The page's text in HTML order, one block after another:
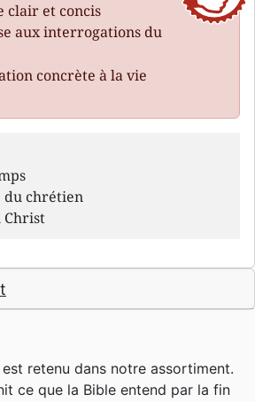
clair et concis
aux interrogations du
concrète à la vie
du chrétien
retenu dans notre assortiment.
ce que la Bible entend par la fin